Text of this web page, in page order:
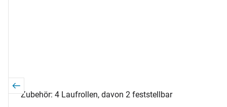
Zubehör: 4 Laufrollen, davon 2 feststellbar